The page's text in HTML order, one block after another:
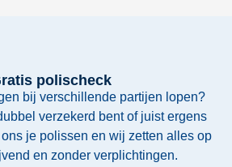
polischeck
bij verschillende partijen lopen?
verzekerd bent of juist ergens
je polissen en wij zetten alles op
en zonder verplichtingen.